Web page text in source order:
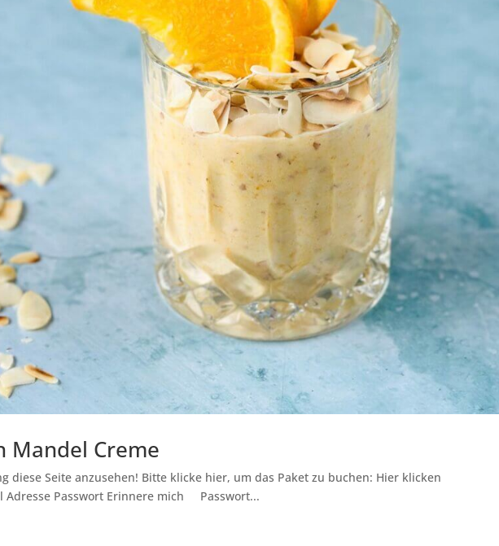
Mandel Creme
diese Seite anzusehen! Bitte klicke hier, um das Paket zu buchen: Hier klicken
Adresse Passwort Erinnere mich Passwort...